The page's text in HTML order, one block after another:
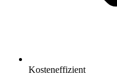
Kosteneffizient